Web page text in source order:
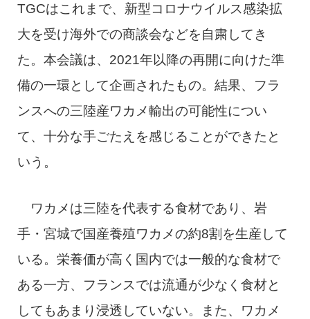
TGCはこれまで、新型コロナウイルス感染拡
大を受け海外での商談会などを自粛してき
た。本会議は、2021年以降の再開に向けた準
備の一環として企画されたもの。結果、フラ
ンスへの三陸産ワカメ輸出の可能性につい
て、十分な手ごたえを感じることができたと
いう。
ワカメは三陸を代表する食材であり、岩
手・宮城で国産養殖ワカメの約8割を生産して
いる。栄養価が高く国内では一般的な食材で
ある一方、フランスでは流通が少なく食材と
してもあまり浸透していない。また、ワカメ